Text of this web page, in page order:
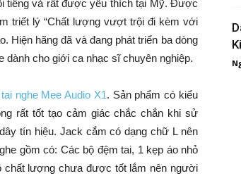
tiếng và rất được yêu thích tại Mỹ. Được
triết lý “Chất lượng vượt trội đi kèm với
Hiện hãng đã và đang phát triển ba dòng
dành cho giới ca nhạc sĩ chuyên nghiệp.
tai nghe Mee Audio X1. Sản phẩm có kiểu
rất tốt tạo cảm giác chắc chắn khi sử
tín hiệu. Jack cắm có dạng chữ L nên
gồm có: Các bộ đệm tai, 1 kẹp áo nhỏ
chất lượng chưa được tốt lắm nên người